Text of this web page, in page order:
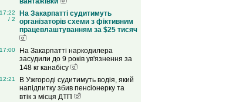
17:22
/ 2
На Закарпатті судитимуть
організаторів схеми з фіктивним
працевлаштуванням за $25 тисяч
17:00
На Закарпатті наркодилера
засудили до 9 років ув'язнення за
148 кг канабісу
12:21
В Ужгороді судитимуть водія, який
напідпитку збив пенсіонерку та
втік з місця ДТП